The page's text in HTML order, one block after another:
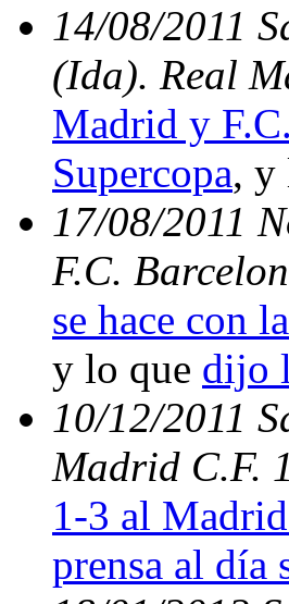
14/08/2011
(Ida). Real
Madrid y
Supercopa, y
17/08/2011
F.C.
se hace con
y lo que dijo
10/12/2011
Madrid C.F.
1-3 al
prensa al día